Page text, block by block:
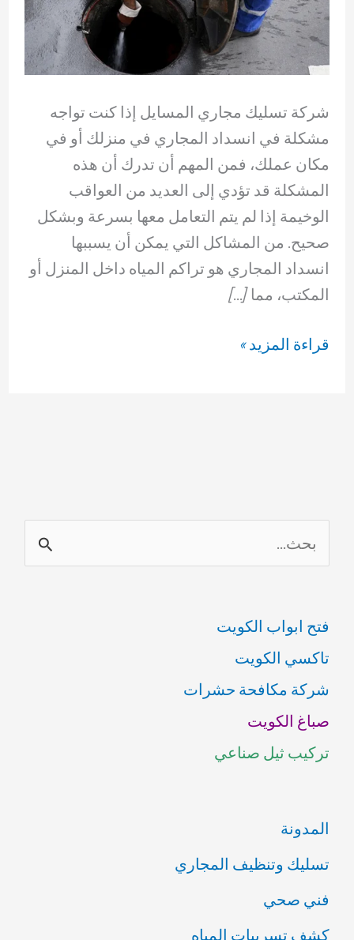
شركة تسليك مجاري المسايل إذا كنت تواجه
مشكلة في انسداد المجاري في منزلك أو في
مكان عملك، فمن المهم أن تدرك أن هذه
المشكلة قد تؤدي إلى العديد من العواقب
الوخيمة إذا لم يتم التعامل معها بسرعة وبشكل
صحيح. من المشاكل التي يمكن أن يسببها
انسداد المجاري هو تراكم المياه داخل المنزل أو
المكتب، مما […]
شركة
قراءة المزيد »
ل
ح
ث
ع
ن
:
فتح ابواب الكويت
تاكسي الكويت
شركة مكافحة حشرات
صباغ الكويت
تركيب ثيل صناعي
المدونة
تسليك وتنظيف المجاري
فني صحي
كشف تسريبات المياه